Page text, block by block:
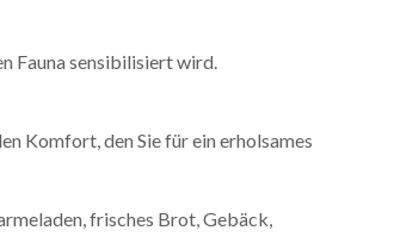
Fauna sensibilisiert wird.
Komfort, den Sie für ein erholsames
frisches Brot, Gebäck,